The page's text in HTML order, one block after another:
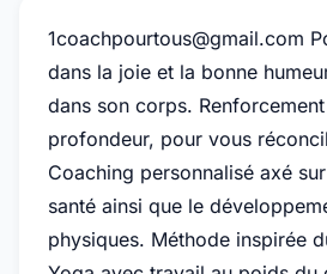
1coachpourtous@gmail.com
dans la joie et la bonne
dans son corps.
profondeur, pour vous
Coaching personnalisé axé
santé ainsi que le
physiques. Méthode inspirée